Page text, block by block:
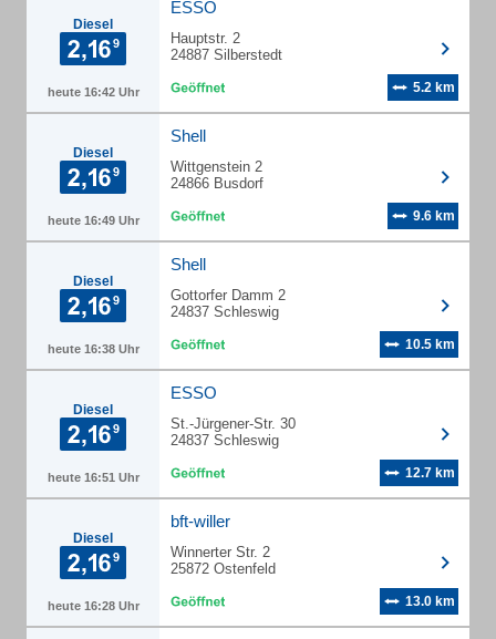
Diesel
heute 16:42 Uhr
ESSO
Hauptstr. 2
24887 Silberstedt
5.2 km
Diesel
heute 16:49 Uhr
Shell
Wittgenstein 2
24866 Busdorf
9.6 km
Diesel
heute 16:38 Uhr
Shell
Gottorfer Damm 2
24837 Schleswig
10.5 km
Diesel
heute 16:51 Uhr
ESSO
St.-Jürgener-Str. 30
24837 Schleswig
12.7 km
Diesel
heute 16:28 Uhr
bft-willer
Winnerter Str. 2
25872 Ostenfeld
13.0 km